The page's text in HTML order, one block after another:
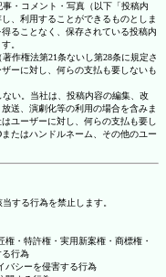
・コメント・写真（以下「投稿内
、利用することができるものとしま
ることなく、保存されている投稿内
。
作権法第21条ないし第28条に規定さ
ーに対し、何らの支払も要しないも
い。当社は、投稿内容の編集、改
送、演劇化等の利用の場合を含みま
ユーザーに対し、何らの支払も要し
たはハンドルネーム、その他のユー
する行為を禁止します。
・特許権・実用新案権・商標権・
る行為
バシーを侵害する行為